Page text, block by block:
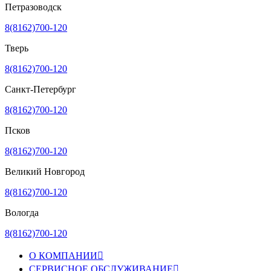
Петразоводск
8(8162)700-120
Тверь
8(8162)700-120
Санкт-Петербург
8(8162)700-120
Псков
8(8162)700-120
Великий Новгород
8(8162)700-120
Вологда
8(8162)700-120
О КОМПАНИИ
СЕРВИСНОЕ ОБСЛУЖИВАНИЕ